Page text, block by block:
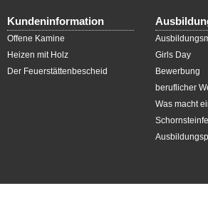
Kundeninformation
Offene Kamine
Heizen mit Holz
Der Feuerstättenbescheid
Girls Day
Bewerbung
beruflicher
Was macht